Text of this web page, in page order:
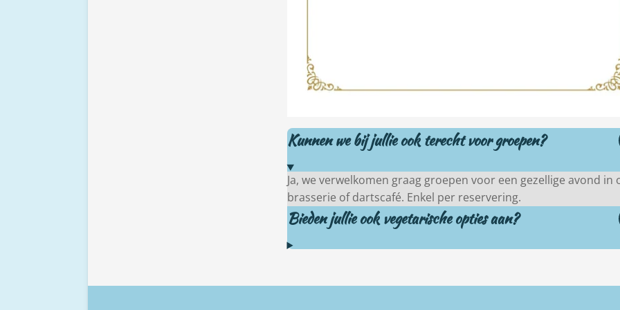
Kunnen we bij jullie ook terecht voor groepen?
Ja, we verwelkomen graag groepen voor een gezellige avond in
brasserie of dartscafé. Enkel per reservering.
Bieden jullie ook vegetarische opties aan?